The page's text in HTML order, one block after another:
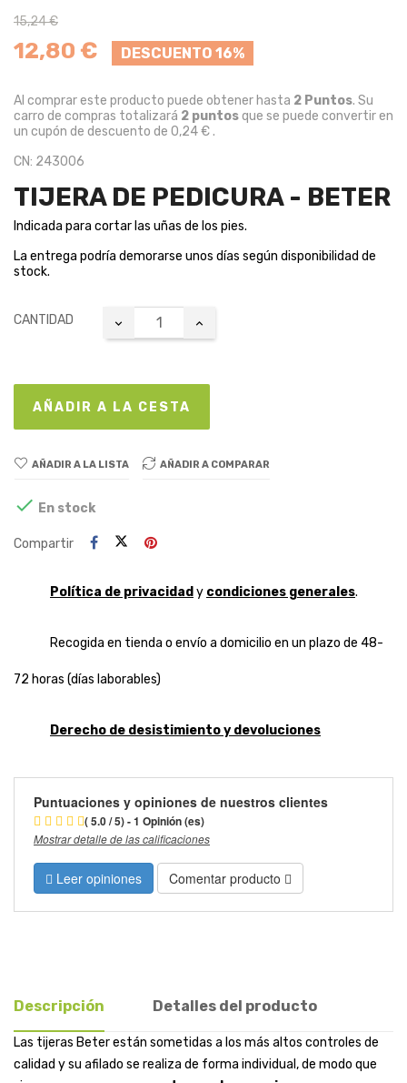
15,24 €
12,80 € DESCUENTO 16%
Al comprar este producto puede obtener hasta 2 Puntos. Su
carro de compras totalizará 2 puntosque se puede convertir en
un cupón de descuento de 0,24 €.
CN: 243006
TIJERA DE PEDICURA - BETER
Indicada para cortar las uñas de los pies.
La entrega podría demorarse unos días según disponibilidad de
stock.
CANTIDAD
AÑADIR A LA CESTA
AÑADIR A LA LISTA AÑADIR A COMPARAR
 En stock
Compartir
Política de privacidad y condiciones generales.
Recogida en tienda o envío a domicilio en un plazo de 48-
72 horas (días laborables)
Derecho de desistimiento y devoluciones
Puntuaciones y opiniones de nuestros clientes
( 5.0 / 5) - 1 Opinión (es)
Mostrar detalle de las calificaciones
Leer opiniones Comentar producto
Descripción Detalles del producto
Las tijeras Beter están sometidas a los más altos controles de
calidad y su afilado se realiza de forma individual, de modo que